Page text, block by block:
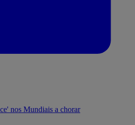
nos Mundiais a chorar